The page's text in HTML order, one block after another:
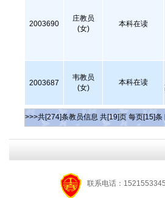
2003690
庄教员
(女)
本科在读
2003687
韦教员
(女)
本科在读
>>>共[274]条教员信息 共[19]页 每页[15]条
联系电话：